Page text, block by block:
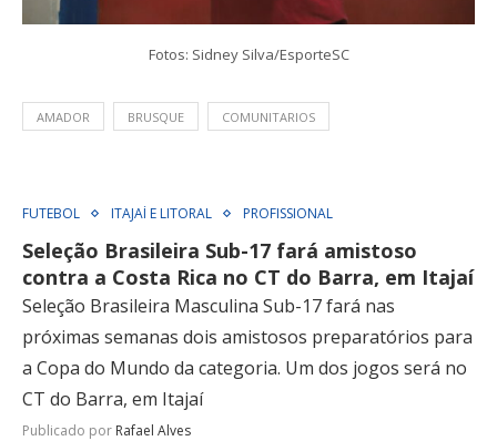
Fotos: Sidney Silva/EsporteSC
AMADOR BRUSQUE COMUNITARIOS
FUTEBOL ITAJAÍ E LITORAL PROFISSIONAL
Seleção Brasileira Sub-17 fará amistoso
contra a Costa Rica no CT do Barra, em Itajaí
Seleção Brasileira Masculina Sub-17 fará nas
próximas semanas dois amistosos preparatórios para
a Copa do Mundo da categoria. Um dos jogos será no
CT do Barra, em Itajaí
Publicado por Rafael Alves